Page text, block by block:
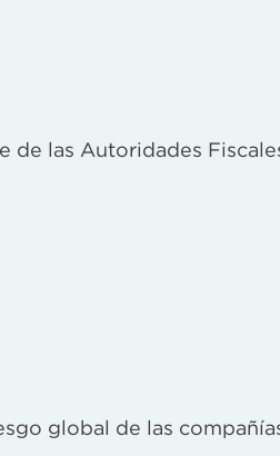
de las Autoridades
global de las